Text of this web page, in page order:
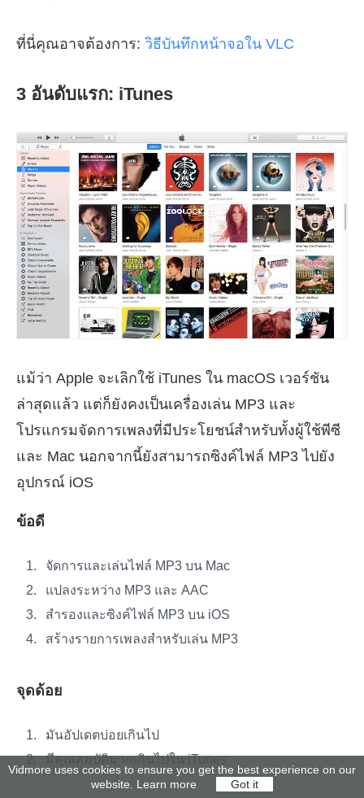
ที่นี่คุณอาจต้องการ: วิธีบันทึกหน้าจอใน VLC
3 อันดับแรก: iTunes
แม้ว่า Apple จะเลิกใช้ iTunes ใน macOS เวอร์ชัน
ล่าสุดแล้ว แต่ก็ยังคงเป็นเครื่องเล่น MP3 และ
โปรแกรมจัดการเพลงที่มีประโยชน์สำหรับทั้งผู้ใช้พีซี
และ Mac นอกจากนี้ยังสามารถซิงค์ไฟล์ MP3 ไปยัง
อุปกรณ์ iOS
ข้อดี
จัดการและเล่นไฟล์ MP3 บน Mac
แปลงระหว่าง MP3 และ AAC
สำรองและซิงค์ไฟล์ MP3 บน iOS
สร้างรายการเพลงสำหรับเล่น MP3
จุดด้อย
มันอัปเดตบ่อยเกินไป
มีคุณสมบัติมากเกินไปใน iTunes
Vidmore uses cookies to ensure you get the best experience on our
website. Learn more Got it